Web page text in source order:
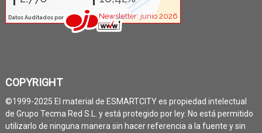
COPYRIGHT
©1999-2025 El material de ESMARTCITY es propiedad intelectual
de Grupo Tecma Red S.L. y está protegido por ley. No está permitido
utilizarlo de ninguna manera sin hacer referencia a la fuente y sin